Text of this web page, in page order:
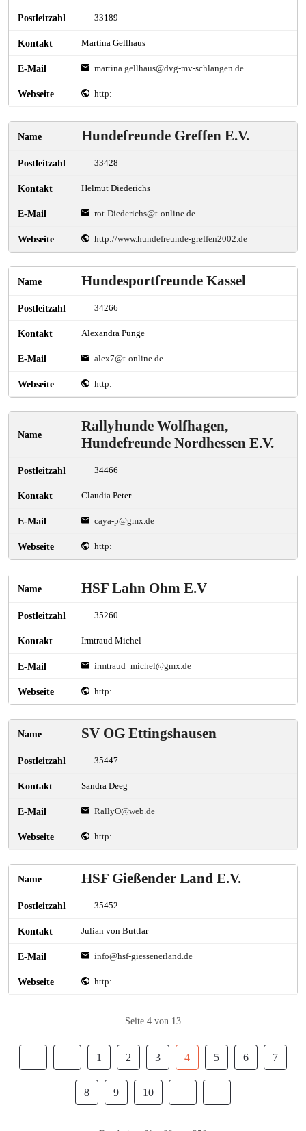
33189
Martina Gellhaus
martina.gellhaus@dvg-mv-schlangen.de
http:
Hundefreunde Greffen E.V.
33428
Helmut Diederichs
rot-Diederichs@t-online.de
http://www.hundefreunde-greffen2002.de
Hundesportfreunde Kassel
34266
Alexandra Punge
alex7@t-online.de
http:
Rallyhunde Wolfhagen,
Hundefreunde Nordhessen E.V.
34466
Claudia Peter
caya-p@gmx.de
http:
HSF Lahn Ohm E.V
35260
Irmtraud Michel
irmtraud_michel@gmx.de
http:
SV OG Ettingshausen
35447
Sandra Deeg
RallyO@web.de
http:
HSF Gießender Land E.V.
35452
Julian von Buttlar
info@hsf-giessenerland.de
http:
Seite 4 von 13
1 2 3 4 5 6 7
8 9 10